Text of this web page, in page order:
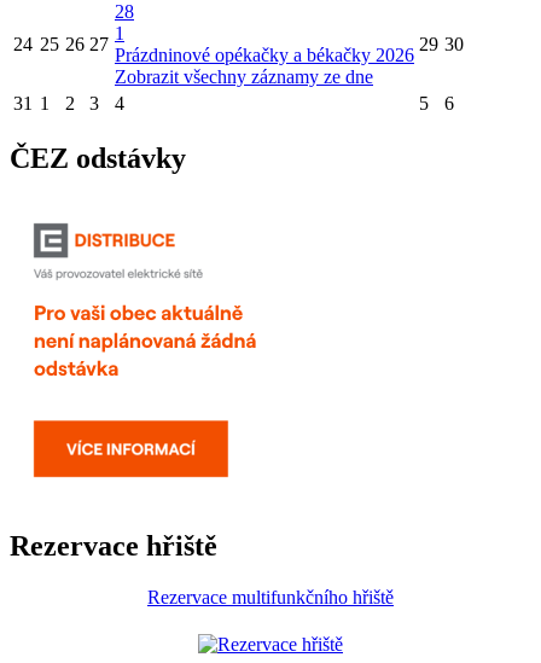
24 25 26 27
28
1
Prázdninové opékačky a békačky 2026
Zobrazit všechny záznamy ze dne
29 30
31 1 2 3 4 5 6
ČEZ odstávky
Rezervace hřiště
Rezervace multifunkčního hřiště